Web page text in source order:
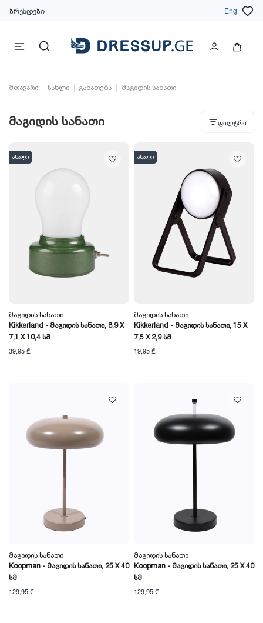
ბრენდები Eng
მთავარი სახლი განათება მაგიდის სანათი
მაგიდის სანათი ფილტრი
ახალი
Მაგიდის Სანათი
Kikkerland - Მაგიდის Სანათი, 8,9 X
7,1 X 10,4 Სმ
39,95 ₾
ახალი
Მაგიდის Სანათი
Kikkerland - Მაგიდის Სანათი, 15 X
7,5 X 2,9 Სმ
19,95 ₾
Მაგიდის Სანათი
Koopman - Მაგიდის Სანათი, 25 X 40
Სმ
129,95 ₾
Მაგიდის Სანათი
Koopman - Მაგიდის Სანათი, 25 X 40
Სმ
129,95 ₾